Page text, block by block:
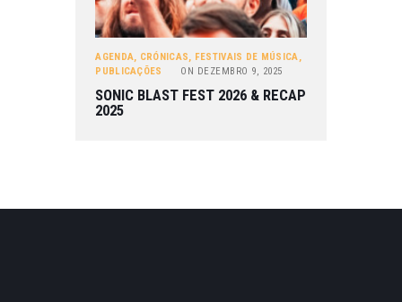
AGENDA, CRÓNICAS, FESTIVAIS DE MÚSICA,
PUBLICAÇÕES
ON DEZEMBRO 9, 2025
SONIC BLAST FEST 2026 & RECAP
2025